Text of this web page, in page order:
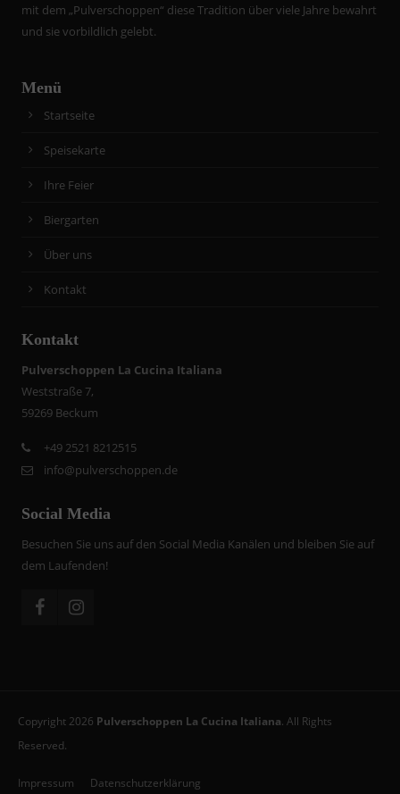
mit dem „Pulverschoppen“ diese Tradition über viele Jahre bewahrt
und sie vorbildlich gelebt.
Menü
Startseite
Speisekarte
Ihre Feier
Biergarten
Über uns
Kontakt
Kontakt
Pulverschoppen La Cucina Italiana
Weststraße 7,
59269 Beckum
+49 2521 8212515
info@pulverschoppen.de
Social Media
Besuchen Sie uns auf den Social Media Kanälen und bleiben Sie auf
dem Laufenden!
Copyright 2026 Pulverschoppen La Cucina Italiana. All Rights
Reserved.
Impressum Datenschutzerklärung